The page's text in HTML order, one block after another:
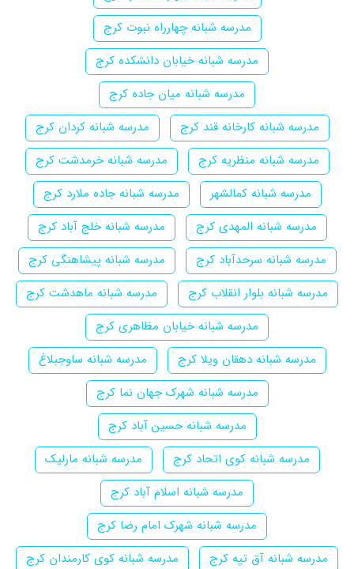
مدرسه شبانه چهارراه نبوت کرج
مدرسه شبانه خیابان دانشکده کرج
مدرسه شبانه میان جاده کرج
مدرسه شبانه کارخانه قند کرج
مدرسه شبانه کردان کرج
مدرسه شبانه منظریه کرج
مدرسه شبانه خرمدشت کرج
مدرسه شبانه کمالشهر
مدرسه شبانه جاده ملارد کرج
مدرسه شبانه المهدی کرج
مدرسه شبانه خلج آباد کرج
مدرسه شبانه سرحدآباد کرج
مدرسه شبانه پیشاهنگی کرج
مدرسه شبانه بلوار انقلاب کرج
مدرسه شبانه ماهدشت کرج
مدرسه شبانه خیابان مظاهری کرج
مدرسه شبانه دهقان ویلا کرج
مدرسه شبانه ساوجبلاغ
مدرسه شبانه شهرک جهان نما کرج
مدرسه شبانه حسین آباد کرج
مدرسه شبانه کوی اتحاد کرج
مدرسه شبانه مارلیک
مدرسه شبانه اسلام آباد کرج
مدرسه شبانه شهرک امام رضا کرج
مدرسه شبانه آق تپه کرج
مدرسه شبانه کوی کارمندان کرج